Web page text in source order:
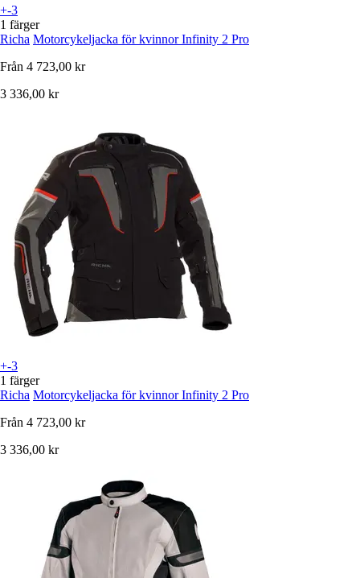
+-3
1 färger
Richa Motorcykeljacka för kvinnor Infinity 2 Pro
Från 4 723,00 kr
3 336,00 kr
+-3
1 färger
Richa Motorcykeljacka för kvinnor Infinity 2 Pro
Från 4 723,00 kr
3 336,00 kr